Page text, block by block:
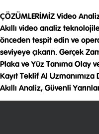
ÇÖZÜMLERİMİZ Video
Akıllı video analiz
önceden tespit edin ve
seviyeye çıkarın. Gerçek
Plaka ve Yüz Tanıma Olay
Kayıt Teklif Al
Akıllı Analiz, Güvenli